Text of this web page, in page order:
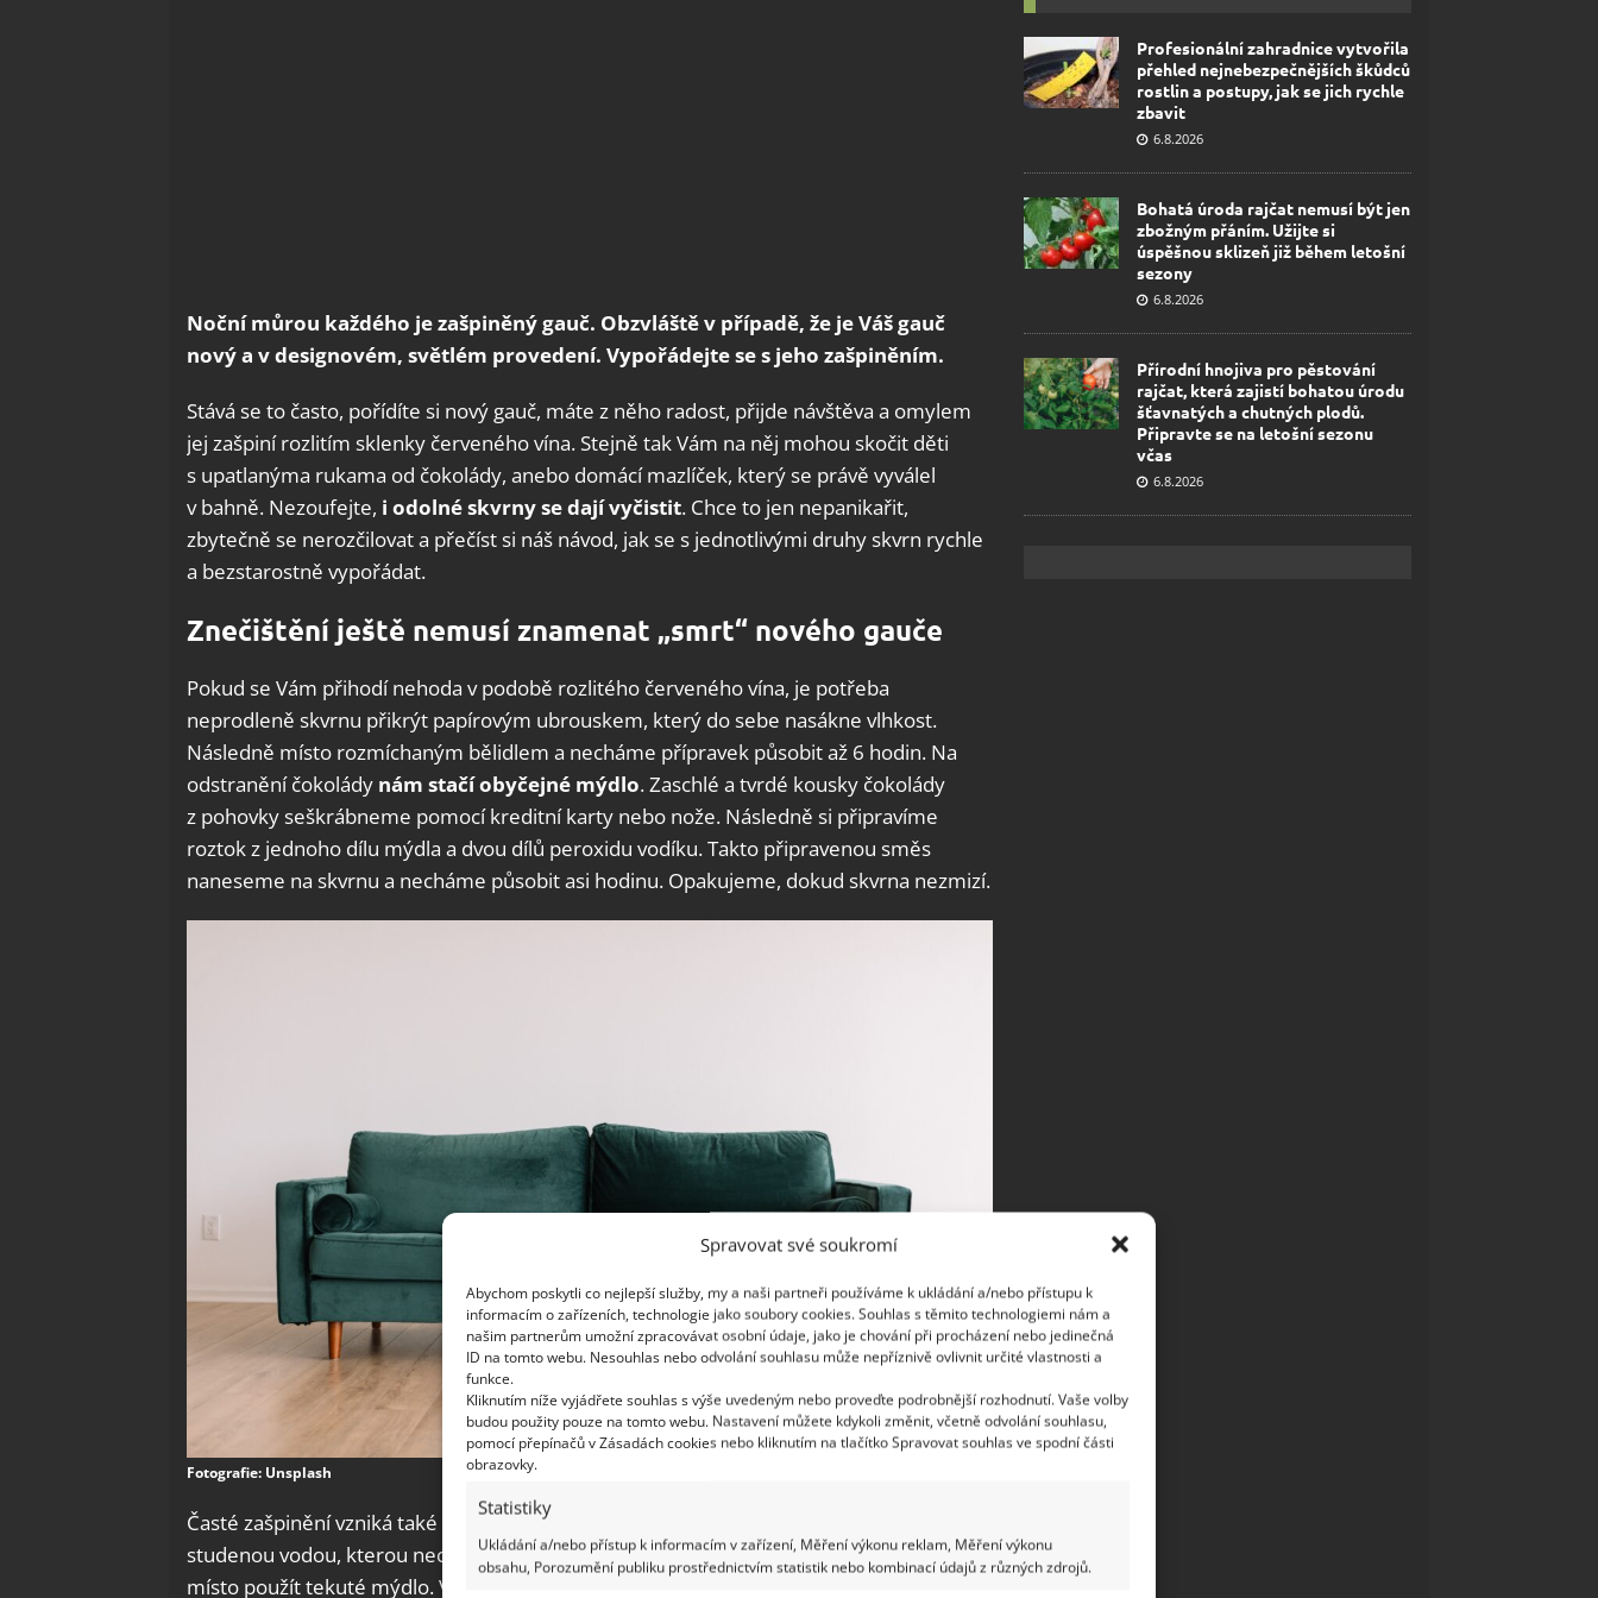
Spravovat své soukromí
Abychom poskytli co nejlepší služby, my a naši partneři používáme k ukládání a/nebo přístupu k
informacím o zařízeních, technologie jako soubory cookies. Souhlas s těmito technologiemi nám a
našim partnerům umožní zpracovávat osobní údaje, jako je chování při procházení nebo jedinečná
ID na tomto webu. Nesouhlas nebo odvolání souhlasu může nepříznivě ovlivnit určité vlastnosti a
funkce.
Kliknutím níže vyjádřete souhlas s výše uvedeným nebo proveďte podrobnější rozhodnutí. Vaše volby
budou použity pouze na tomto webu. Nastavení můžete kdykoli změnit, včetně odvolání souhlasu,
pomocí přepínačů v Zásadách cookies nebo kliknutím na tlačítko Spravovat souhlas ve spodní části
obrazovky.
Statistiky
Ukládání a/nebo přístup k informacím v zařízení, Měření výkonu reklam, Měření výkonu
obsahu, Porozumění publiku prostřednictvím statistik nebo kombinací údajů z různých zdrojů.
Noční můrou každého je zašpiněný gauč. Obzvláště v případě, že je Váš gauč
nový a v designovém, světlém provedení. Vypořádejte se s jeho zašpiněním.
Stává se to často, pořídíte si nový gauč, máte z něho radost, přijde návštěva a omylem
jej zašpiní rozlitím sklenky červeného vína. Stejně tak Vám na něj mohou skočit děti
s upatlanýma rukama od čokolády, anebo domácí mazlíček, který se právě vyválel
v bahně. Nezoufejte, i odolné skvrny se dají vyčistit. Chce to jen nepanikařit,
zbytečně se nerozčilovat a přečíst si náš návod, jak se s jednotlivými druhy skvrn rychle
a bezstarostně vypořádat.
Znečištění ještě nemusí znamenat „smrt“ nového gauče
Pokud se Vám přihodí nehoda v podobě rozlitého červeného vína, je potřeba
neprodleně skvrnu přikrýt papírovým ubrouskem, který do sebe nasákne vlhkost.
Následně místo rozmíchaným bělidlem a necháme přípravek působit až 6 hodin. Na
odstranění čokolády nám stačí obyčejné mýdlo. Zaschlé a tvrdé kousky čokolády
z pohovky seškrábneme pomocí kreditní karty nebo nože. Následně si připravíme
roztok z jednoho dílu mýdla a dvou dílů peroxidu vodíku. Takto připravenou směs
naneseme na skvrnu a necháme působit asi hodinu. Opakujeme, dokud skvrna nezmizí.
Fotografie: Unsplash
Časté zašpinění vzniká také rozlitím kávy. Takto vzniklou skvrnu nejprve ošetříme
studenou vodou, kterou necháme 30 minut na místě působit. Poté stačí na zasažené
místo použít tekuté mýdlo. V případě znečištění krví je
Profesionální zahradnice vytvořila
přehled nejnebezpečnějších škůdců
rostlin a postupy, jak se jich rychle
zbavit
6.8.2026
Bohatá úroda rajčat nemusí být jen
zbožným přáním. Užijte si
úspěšnou sklizeň již během letošní
sezony
6.8.2026
Přírodní hnojiva pro pěstování
rajčat, která zajistí bohatou úrodu
šťavnatých a chutných plodů.
Připravte se na letošní sezonu
včas
6.8.2026